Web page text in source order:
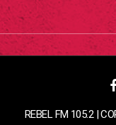
REBEL FM 105.2 |